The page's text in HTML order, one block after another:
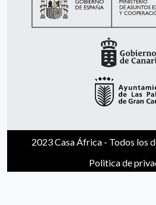
2023 Casa África - Todos los
Politica de